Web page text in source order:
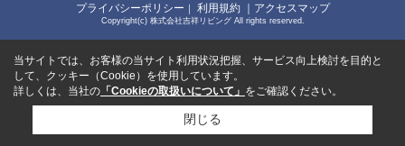
プライバシーポリシー ｜ 利用規約 ｜アクセスマップ
Copyright(c) 株式会社吉祥リビング All rights reserved.
当サイトでは、お客様の当サイト利用状況把握、サービス向上検討を目的と
して、クッキー（Cookie）を使用しています。
詳しくは、当社の 「Cookieの取扱いについて」 をご確認ください。
閉じる